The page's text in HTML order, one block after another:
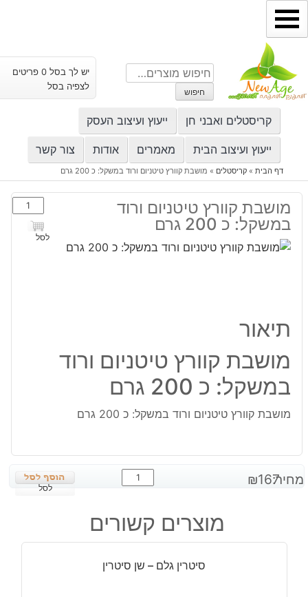
דילוג
לתוכן
חיפוש
עבור:
חיפוש
יש לך בסל 0 פריטים
לצפיה בסל
קריסטלים ואבני חן ייעוץ ועיצוב העסק
ייעוץ ועיצוב הבית מאמרים אודות צור קשר
דף הבית» קריסטלים » מושבת קוורץ טיטניום ורוד במשקל: כ 200 גרם
מושבת קוורץ טיטניום ורוד
במשקל: כ 200 גרם
כמות
של
מושבת
לסל
תיאור
מושבת קוורץ טיטניום ורוד
במשקל: כ 200 גרם
מושבת קוורץ טיטניום ורוד במשקל: כ 200 גרם
מחיר: ₪167
כמות
של
קוורץ
טיטניום
במשקל:
לסל
מוצרים קשורים
סיטרין גלם – שן סיטרין